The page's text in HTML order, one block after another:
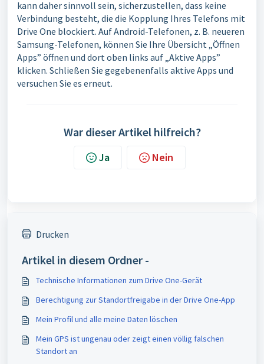
kann daher sinnvoll sein, sicherzustellen, dass keine
Verbindung besteht, die die Kopplung Ihres Telefons mit
Drive One blockiert. Auf Android-Telefonen, z. B. neueren
Samsung-Telefonen, können Sie Ihre Übersicht „Öffnen
Apps” öffnen und dort oben links auf „Aktive Apps”
klicken. Schließen Sie gegebenenfalls aktive Apps und
versuchen Sie es erneut.
War dieser Artikel hilfreich?
Nein
Ja
Drucken
Artikel in diesem Ordner -
Technische Informationen zum Drive One-Gerät
Berechtigung zur Standortfreigabe in der Drive One-App
Mein Profil und alle meine Daten löschen
Mein GPS ist ungenau oder zeigt einen völlig falschen
Standort an